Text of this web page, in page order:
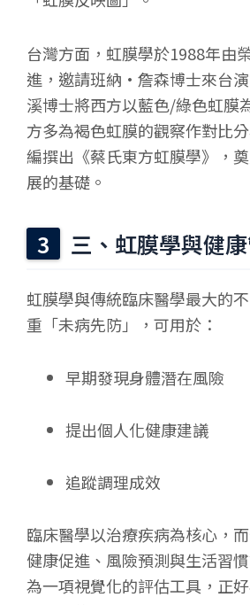
台灣方面，虹膜學於1988年由
進，邀請班納·詹森博士來台
溪博士將西方以藍色/綠色虹膜
方多為褐色虹膜的觀察作對比
編撰出《蔡氏東方虹膜學》，
展的基礎。
三、虹膜學與健
虹膜學與傳統臨床醫學最大的
重「未病先防」，可用於：
早期發現身體潛在風險
提出個人化健康建議
追蹤調理成效
臨床醫學以治療疾病為核心，
健康促進、風險預測與生活習
為一項視覺化的評估工具，正